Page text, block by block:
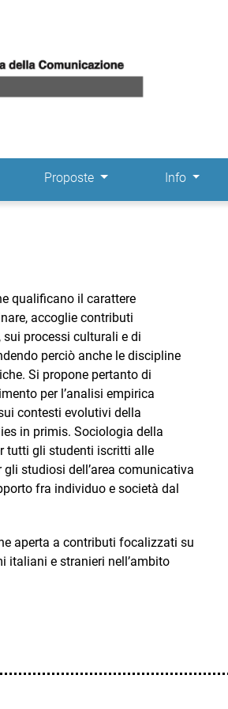
Proposte Info
qualificano il carattere
accoglie contributi
processi culturali e di
perciò anche le discipline
Si propone pertanto di
per l’analisi empirica
contesti evolutivi della
in primis. Sociologia della
tutti gli studenti iscritti alle
studiosi dell’area comunicativa
fra individuo e società dal
aperta a contributi focalizzati su
italiani e stranieri nell’ambito